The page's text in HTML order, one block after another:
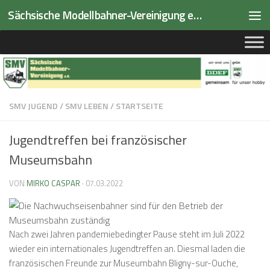
Zum Inhalt springen Sächsische Modellbahner-Vereinigung e.V.
SMV JUGEND/SMV LEBEN/STARTSEITE
Jugendtreffen bei französischer
Museumsbahn
VON MIRKO CASPAR · 07.03.2022
Nach zwei Jahren pandemiebedingter Pause steht im Juli 2022
wieder ein internationales Jugendtreffen an. Diesmal laden die
französischen Freunde zur Museumbahn Bligny-sur-Ouche,